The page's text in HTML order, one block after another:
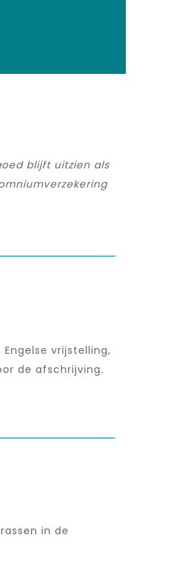
blijft uitzien als
vrijstelling,
de afschrijving.
in de